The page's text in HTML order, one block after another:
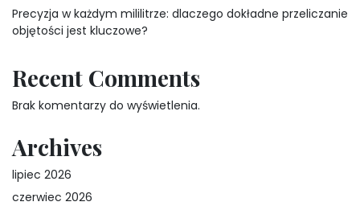
Precyzja w każdym mililitrze: dlaczego dokładne przeliczanie
objętości jest kluczowe?
Recent Comments
Brak komentarzy do wyświetlenia.
Archives
lipiec 2026
czerwiec 2026